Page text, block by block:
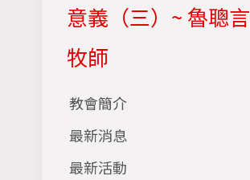
意義（三）~ 魯聰言
牧師
教會簡介
最新消息
最新活動